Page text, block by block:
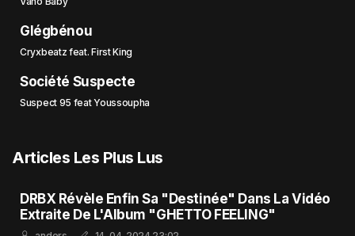
Glégbénou
Cryxbeatz feat. First King
Société Suspecte
Suspect 95 feat Youssoupha
Articles Les Plus Lus
DRBX Révèle Enfin Sa "Destinée" Dans La Vidéo
Extraite De L'Album "GHETTO FEELING"